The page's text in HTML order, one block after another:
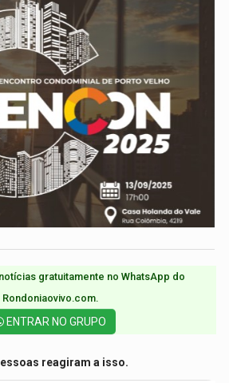
gratuitamente no WhatsApp do
Rondoniaovivo.com.​
ENTRAR NO GRUPO
reagiram a isso.